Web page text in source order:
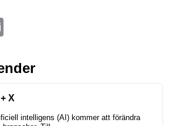
X
intelligens (AI) kommer att förändra